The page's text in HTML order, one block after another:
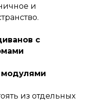
и
с
из отдельных
нам